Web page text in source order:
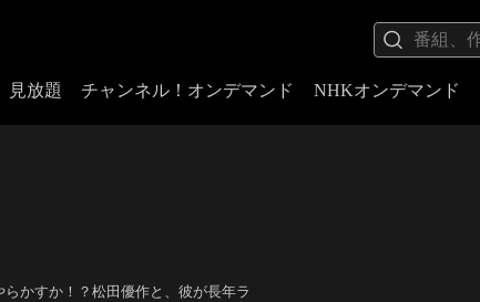
見放題 チャンネル！オンデマンド NHKオンデマンド
かすか！？松田優作と、彼が長年ラ